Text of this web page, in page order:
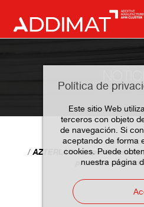
Política de
Este sitio Web
terceros con objeto
de navegación. Si
aceptando de forma
cookies. Puede
nuestra página
Home
AZTERLAN recupera virutas
procesos de